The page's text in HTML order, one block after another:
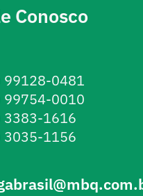
Conosco
99128-0481
99754-0010
3383-1616
3035-1156